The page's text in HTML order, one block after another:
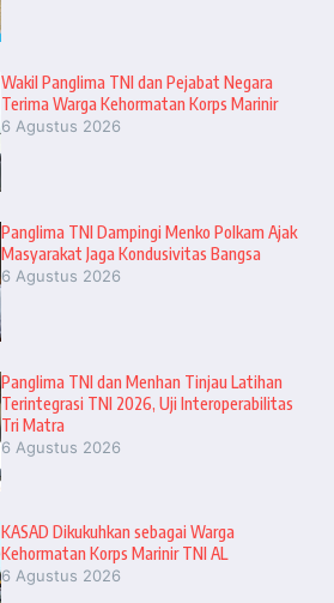
Wakil Panglima TNI dan Pejabat Negara
Terima Warga Kehormatan Korps Marinir
6 Agustus 2026
Panglima TNI Dampingi Menko Polkam Ajak
Masyarakat Jaga Kondusivitas Bangsa
6 Agustus 2026
Panglima TNI dan Menhan Tinjau Latihan
Terintegrasi TNI 2026, Uji Interoperabilitas
Tri Matra
6 Agustus 2026
KASAD Dikukuhkan sebagai Warga
Kehormatan Korps Marinir TNI AL
6 Agustus 2026